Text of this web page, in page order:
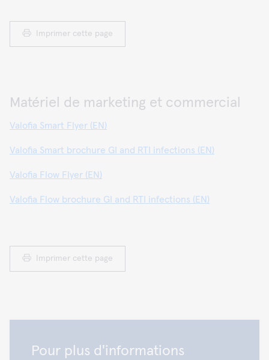
Imprimer cette page
Matériel de marketing et commercial
Valofia Smart Flyer (EN)
Valofia Smart brochure GI and RTI infections (EN)
Valofia Flow Flyer (EN)
Valofia Flow brochure GI and RTI infections (EN)
Imprimer cette page
Pour plus d'informations